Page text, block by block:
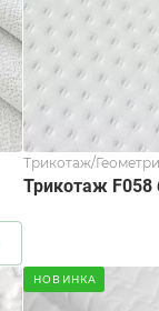
Трикотаж/
Трикотаж F058
НОВИНКА